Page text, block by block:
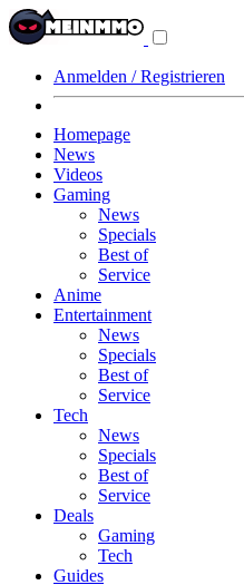
Anmelden / Registrieren
Homepage
News
Videos
Gaming
News
Specials
Best of
Service
Anime
Entertainment
News
Specials
Best of
Service
Tech
News
Specials
Best of
Service
Deals
Gaming
Tech
Guides